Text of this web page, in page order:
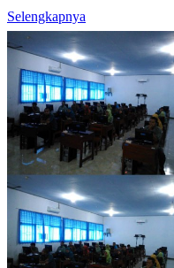
Selengkapnya